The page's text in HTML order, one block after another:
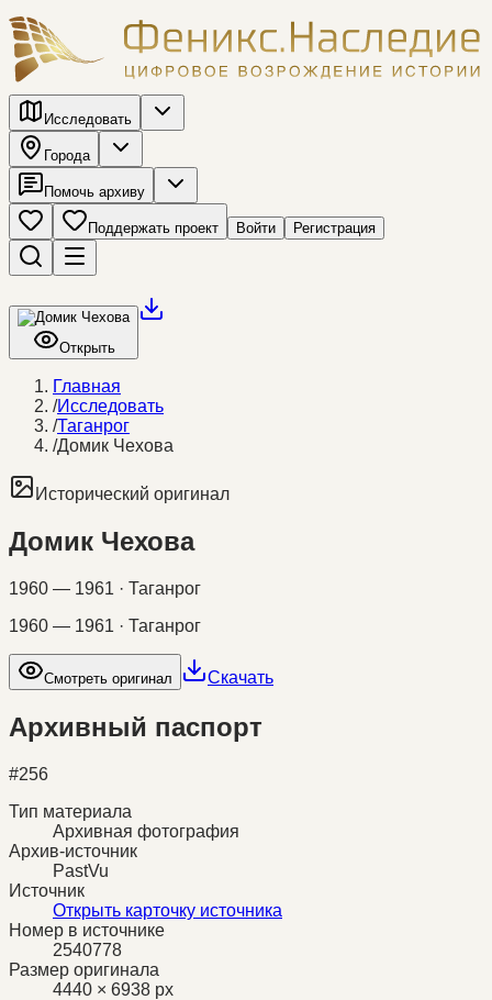
Исследовать
Города
Помочь архиву
Поддержать проект Войти Регистрация
Открыть
Главная
/Исследовать
/Таганрог
/Домик Чехова
Исторический оригинал
Домик Чехова
1960 — 1961 · Таганрог
1960 — 1961 · Таганрог
Смотреть оригинал Скачать
Архивный паспорт
#256
Тип материала
Архивная фотография
Архив-источник
PastVu
Источник
Открыть карточку источника
Номер в источнике
2540778
Размер оригинала
4440 × 6938 px